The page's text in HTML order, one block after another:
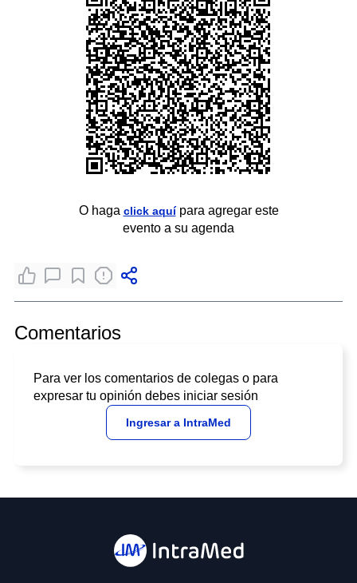
O haga click aquípara agregar este
evento a su agenda
Comentarios
Para ver los comentarios de colegas o para
expresar tu opinión debes iniciar sesión
Ingresar a IntraMed